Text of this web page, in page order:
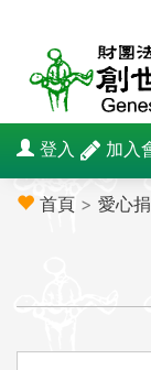
登入 加入
首頁 > 愛心